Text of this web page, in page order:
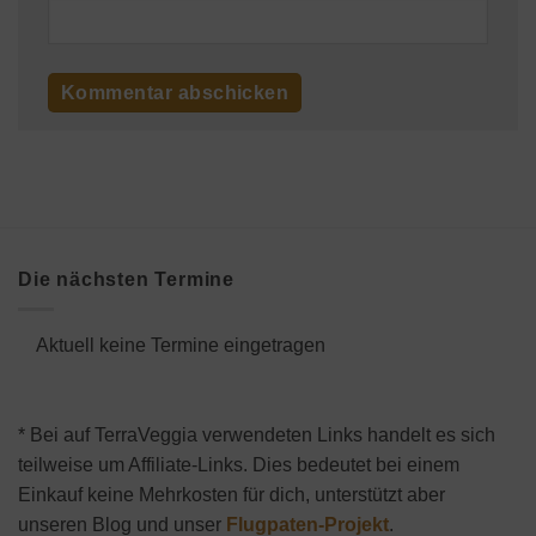
Die nächsten Termine
Aktuell keine Termine eingetragen
* Bei auf TerraVeggia verwendeten Links handelt es sich
teilweise um Affiliate-Links. Dies bedeutet bei einem
Einkauf keine Mehrkosten für dich, unterstützt aber
unseren Blog und unser Flugpaten-Projekt.